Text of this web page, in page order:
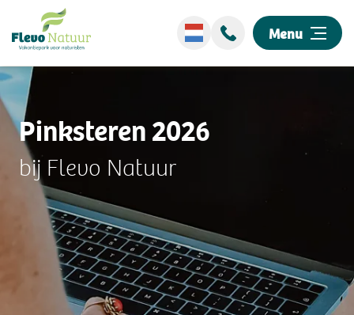
Menu
Overnachten
Ontdek ons park
Events
Omgeving
Pinksteren 2026
bij Flevo Natuur